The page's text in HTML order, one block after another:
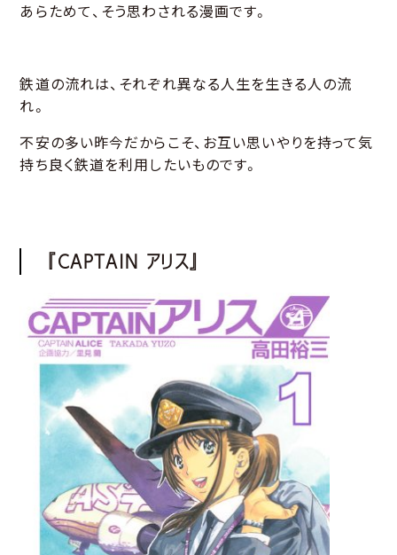
あらためて、そう思わされる漫画です。
鉄道の流れは、それぞれ異なる人生を生きる人の流
れ。
不安の多い昨今だからこそ、お互い思いやりを持って気
持ち良く鉄道を利用したいものです。
『CAPTAIN アリス』